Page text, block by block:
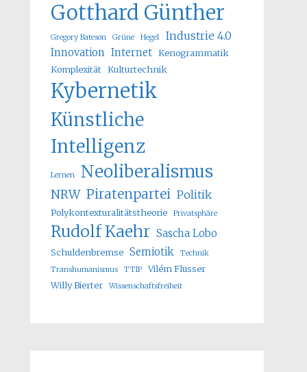
Gotthard Günther
Gregory Bateson Grüne Hegel Industrie 4.0
Innovation Internet Kenogrammatik
Komplexität Kulturtechnik
Kybernetik
Künstliche
Intelligenz
Lernen Neoliberalismus
NRW Piratenpartei Politik
Polykontexturalitätstheorie Privatsphäre
Rudolf Kaehr Sascha Lobo
Schuldenbremse Semiotik
Technik
Transhumanismus
TTIP
Vilém Flusser
Willy Bierter
Wissenschaftsfreiheit